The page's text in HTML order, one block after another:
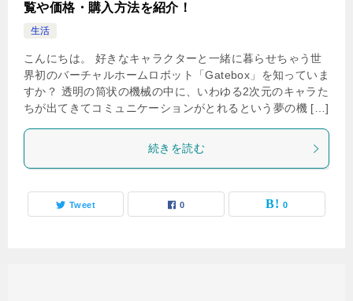
覧や価格・購入方法を紹介！
生活
こんにちは。 好きなキャラクターと一緒に暮らせちゃう世
界初のバーチャルホームロボット「Gatebox」を知っていま
すか？ 透明の筒状の機械の中に、いわゆる2次元のキャラた
ちが出てきてコミュニケーションがとれるという夢の機 […]
続きを読む
Tweet 0 0